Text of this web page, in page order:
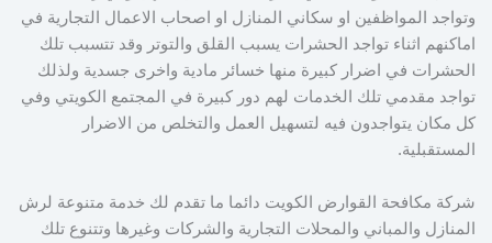
وتواجد المواظفين او سكاني المنازل او اصحاب الاعمال التجارية في
اماكنهم اثناء تواجد الحشرات يسبب القلق والتوتر وقد تتسبب تلك
الحشرات في اضرار كبيرة منها خسائر مادية واخرى جسدية ولذلك
تواجد مقدمي تلك الخدمات لهم دور كبيرة في المجتمع الكويتي وفي
كل مكان يتواجدون فيه لتسهيل العمل والتخلص من الاضرار
المستقبلية.
شركة مكافحة القوارض الكويت دائما ما تقدم لك خدمة متنوعة لرش
المنازل والمباني والمحلات التجارية والشركات وغيرها وتتنوع تلك